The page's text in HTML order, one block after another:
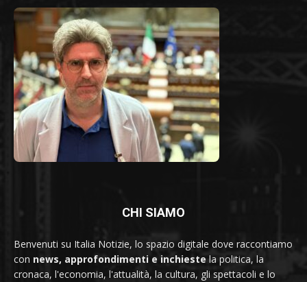
CHI SIAMO
Benvenuti su Italia Notizie, lo spazio digitale dove raccontiamo
con news, approfondimenti e inchieste la politica, la
cronaca, l'economia, l'attualità, la cultura, gli spettacoli e lo